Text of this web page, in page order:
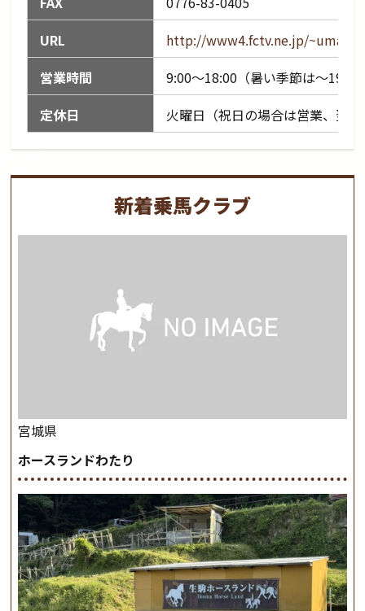
URL
http://www4.fctv.ne.jp/~uma/
営業時間
9:00〜18:00（暑い季節は〜19：
定休日
火曜日（祝日の場合は営業、翌
新着乗馬クラブ
宮城県
ホースランドわたり